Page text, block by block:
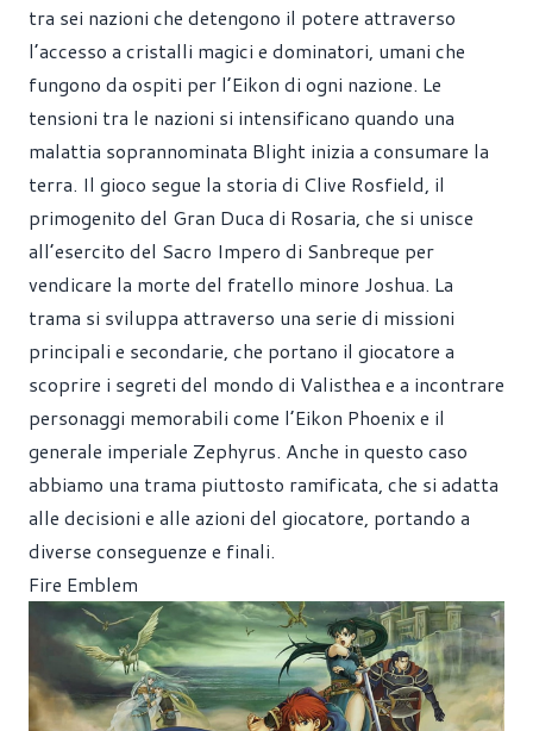
tra sei nazioni che detengono il potere attraverso
l’accesso a cristalli magici e dominatori, umani che
fungono da ospiti per l’Eikon di ogni nazione. Le
tensioni tra le nazioni si intensificano quando una
malattia soprannominata Blight inizia a consumare la
terra. Il gioco segue la storia di Clive Rosfield, il
primogenito del Gran Duca di Rosaria, che si unisce
all’esercito del Sacro Impero di Sanbreque per
vendicare la morte del fratello minore Joshua. La
trama si sviluppa attraverso una serie di missioni
principali e secondarie, che portano il giocatore a
scoprire i segreti del mondo di Valisthea e a incontrare
personaggi memorabili come l’Eikon Phoenix e il
generale imperiale Zephyrus. Anche in questo caso
abbiamo una trama piuttosto ramificata, che si adatta
alle decisioni e alle azioni del giocatore, portando a
diverse conseguenze e finali.
Fire Emblem